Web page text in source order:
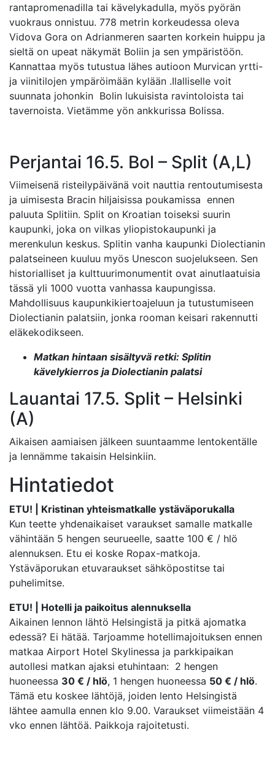
rantapromenadilla tai kävelykadulla, myös pyörän
vuokraus onnistuu. 778 metrin korkeudessa oleva
Vidova Gora on Adrianmeren saarten korkein huippu ja
sieltä on upeat näkymät Boliin ja sen ympäristöön.
Kannattaa myös tutustua lähes autioon Murvican yrtti-
ja viinitilojen ympäröimään kylään .Ilalliselle voit
suunnata johonkin Bolin lukuisista ravintoloista tai
tavernoista. Vietämme yön ankkurissa Bolissa.
Perjantai 16.5. Bol – Split (A,L)
Viimeisenä risteilypäivänä voit nauttia rentoutumisesta
ja uimisesta Bracin hiljaisissa poukamissa ennen
paluuta Splitiin. Split on Kroatian toiseksi suurin
kaupunki, joka on vilkas yliopistokaupunki ja
merenkulun keskus. Splitin vanha kaupunki Diolectianin
palatseineen kuuluu myös Unescon suojelukseen. Sen
historialliset ja kulttuurimonumentit ovat ainutlaatuisia
tässä yli 1000 vuotta vanhassa kaupungissa.
Mahdollisuus kaupunkikiertoajeluun ja tutustumiseen
Diolectianin palatsiin, jonka rooman keisari rakennutti
eläkekodikseen.
Matkan hintaan sisältyvä retki: Splitin
kävelykierros ja Diolectianin palatsi
Lauantai 17.5. Split – Helsinki
(A)
Aikaisen aamiaisen jälkeen suuntaamme lentokentälle
ja lennämme takaisin Helsinkiin.
Hintatiedot
ETU! | Kristinan yhteismatkalle ystäväporukalla
Kun teette yhdenaikaiset varaukset samalle matkalle
vähintään 5 hengen seurueelle, saatte 100 € / hlö
alennuksen. Etu ei koske Ropax-matkoja.
Ystäväporukan etuvaraukset sähköpostitse tai
puhelimitse.
ETU! | Hotelli ja paikoitus alennuksella
Aikainen lennon lähtö Helsingistä ja pitkä ajomatka
edessä? Ei hätää. Tarjoamme hotellimajoituksen ennen
matkaa Airport Hotel Skylinessa ja parkkipaikan
autollesi matkan ajaksi etuhintaan: 2 hengen
huoneessa 30 € / hlö, 1 hengen huoneessa 50 € / hlö.
Tämä etu koskee lähtöjä, joiden lento Helsingistä
lähtee aamulla ennen klo 9.00. Varaukset viimeistään 4
vko ennen lähtöä. Paikkoja rajoitetusti.